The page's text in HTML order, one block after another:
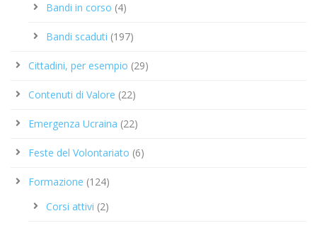
Bandi in corso (4)
Bandi scaduti (197)
Cittadini, per esempio (29)
Contenuti di Valore (22)
Emergenza Ucraina (22)
Feste del Volontariato (6)
Formazione (124)
Corsi attivi (2)